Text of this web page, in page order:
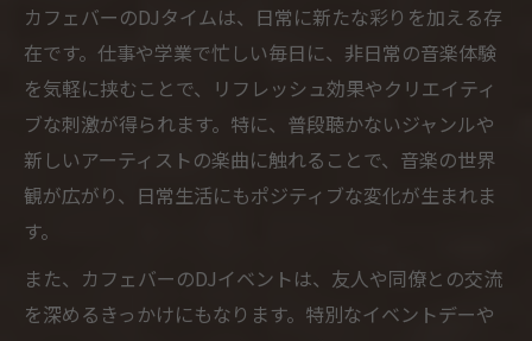
カフェバーのDJタイムは、日常に新たな彩りを加える存
在です。仕事や学業で忙しい毎日に、非日常の音楽体験
を気軽に挟むことで、リフレッシュ効果やクリエイティ
ブな刺激が得られます。特に、普段聴かないジャンルや
新しいアーティストの楽曲に触れることで、音楽の世界
観が広がり、日常生活にもポジティブな変化が生まれま
す。
また、カフェバーのDJイベントは、友人や同僚との交流
を深めるきっかけにもなります。特別なイベントデーや